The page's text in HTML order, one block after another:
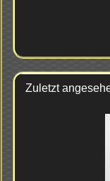
Zuletzt